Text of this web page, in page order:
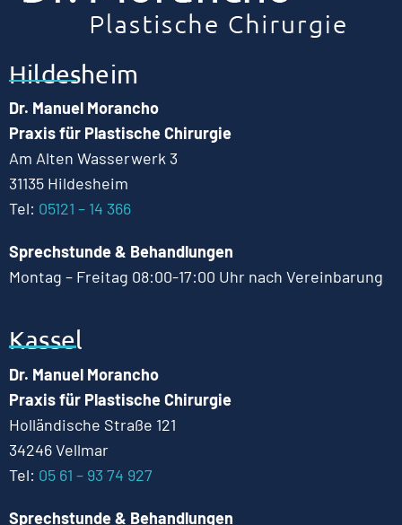
Hildesheim
Dr. Manuel Morancho
Praxis für Plastische Chirurgie
Am Alten Wasserwerk 3
31135 Hildesheim
Tel: 05121 – 14 366
Sprechstunde & Behandlungen
Montag – Freitag 08:00-17:00 Uhr nach Vereinbarung
Kassel
Dr. Manuel Morancho
Praxis für Plastische Chirurgie
Holländische Straße 121
34246 Vellmar
Tel: 05 61 – 93 74 927
Sprechstunde & Behandlungen